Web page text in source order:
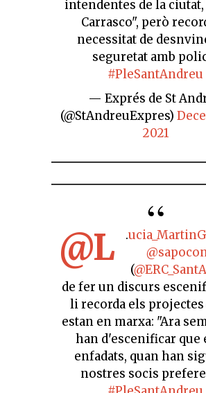
intendentes de la ciutat,
Carrasco", però
necessitat de
seguretat amb
#PleSantAndreu
— Exprés de St
(@StAndreuExpres)
2021
.
@L ucia_MartinG
(
de fer un discurs
li recorda els projectes
estan en marxa: "Ara
han d'escenificar que
enfadats, quan han
nostres socis